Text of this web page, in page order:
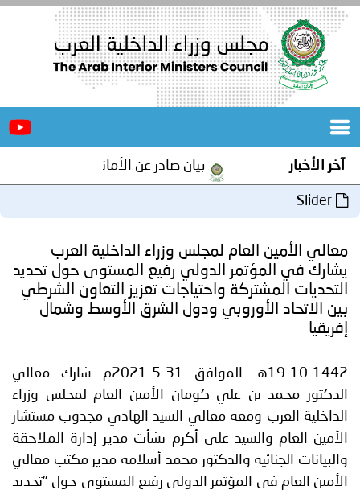
الرئيسية
المجلس
مؤتمرات
و
جهود
إنجازات
توعوية
الخدمات
الإلكترونية
صور
وفيديو
مجلة
أصداء
إعلانات
آخر الأخبار بيان صادر عن الأمانة العامة لمجلس
Slider
معالي الأمين العام لمجلس وزراء الداخلية العرب
يشارك في المؤتمر الدولي رفيع المستوى حول تحديد
التحديات المشتركة واحتياجات تعزيز التعاون الشرطي
بين الاتحاد الأوروبي ودول الشرق الأوسط وشمال
إفريقيا
19-10-1442هـ الموافق 31-5-2021م شارك معالي
الدكتور محمد بن علي كومان الأمين العام لمجلس وزراء
الداخلية العرب ومعه معالي السيد الهادي مجدوب مستشار
الأمين العام والسيد علي أكرم نشأت مدير إدارة الملاحقة
والبيانات الجنائية والدكتور محمد أسلامه مدير مكتب معالي
الأمين العام في المؤتمر الدولي رفيع المستوى حول "تحديد